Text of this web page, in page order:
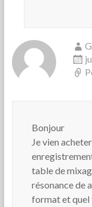
Bonjour
Je vien
table de
résonance de
format et quel